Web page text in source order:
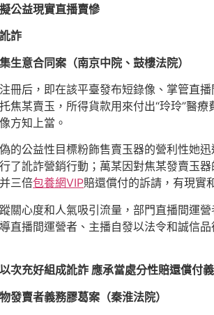
公益現實直播賣慘
詐
意合同案（南京中院、鼓樓法院）
冊后，即在該平臺發布短錄像、掌管直
焦某賣玉，所得貨款用來付出“玲玲”醫
方知上當。
的公益性目標粉飾售賣玉器的營利性她
了訛詐營銷行動；萬某因對焦某發賣玉
三倍包養網VIP賠還償付的訴請，有現實
關心度和人氣吸引流量，部門直播間運
直播間運營者、主播自發以法令和誠信
次充好組成訛詐 應承當處分性賠還償付
賣者義務膠葛案（秦淮法院）